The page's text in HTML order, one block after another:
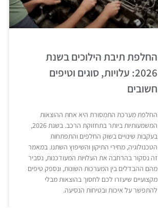
החלפת תיבת הילוכים בשנת
2026: עלויות, סוגים וטיפים
חשובים
החלפת מערכת התמסורת היא אחת ההוצאות
המשמעותיות ביותר בתחזוקת הרכב. בשנת 2026,
בעקבות שינויים בשוק החלפים והתפתחות
הטכנולוגיה, מחירי התיקון והשיפוץ השתנו. במאמר
זה נסקור בהרחבה את העלויות המעודכנות, נסביר
מהם ההבדלים בין המערכות השונות, ונספק טיפים
מקצועיים שיעזרו לכם לחסוך בהוצאות מבלי
להתפשר על איכות ובטיחות הנסיעה.